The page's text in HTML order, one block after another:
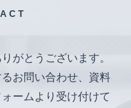
がとうございます。
お問い合わせ、資料
ームより受け付けて